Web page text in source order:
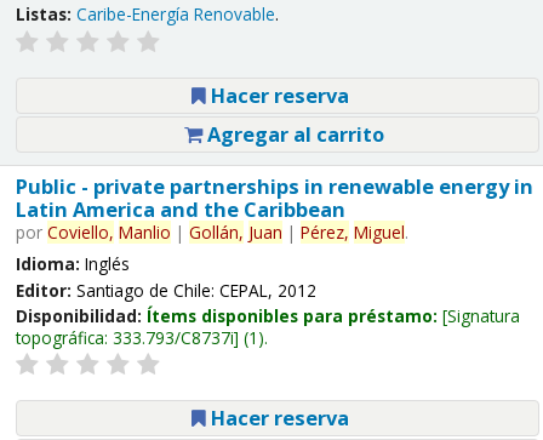
Listas: Caribe-Energía Renovable.
Hacer reserva
Agregar al carrito
Public - private partnerships in renewable energy in
Latin America and the Caribbean
por Coviello, Manlio | Gollán, Juan | Pérez, Miguel.
Idioma: Inglés
Editor: Santiago de Chile: CEPAL, 2012
Disponibilidad: Ítems disponibles para préstamo: Signatura
topográfica: 333.793/C8737i (1).
Hacer reserva